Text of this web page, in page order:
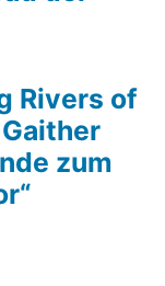
Rivers of
Gaither
zum